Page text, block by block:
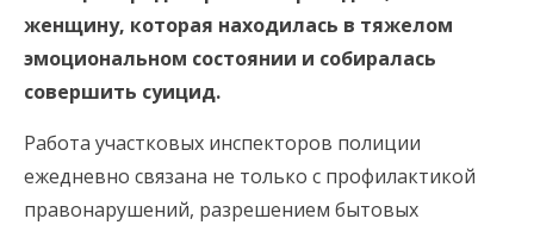
женщину, которая находилась в тяжелом
эмоциональном состоянии и собиралась
совершить суицид.
Работа участковых инспекторов полиции
ежедневно связана не только с профилактикой
правонарушений, разрешением бытовых